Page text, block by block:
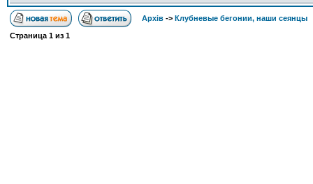
Архів -> Клубневые бегонии, наши сеянцы
Страница 1 из 1